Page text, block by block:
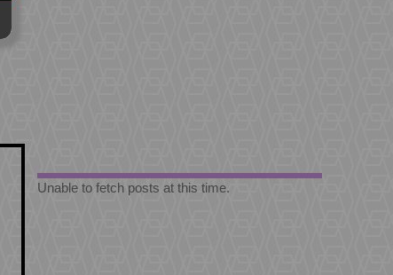
Unable to fetch posts at this time.